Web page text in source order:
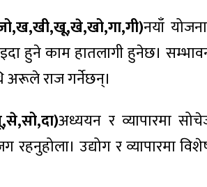
नयाँ
हुने काम हातलागी हुनेछ।
अरूले राज गर्नेछन्।
अध्ययन र व्यापारमा
उद्योग र व्यापारमा